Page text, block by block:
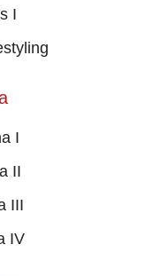
I
I
II
III
IV